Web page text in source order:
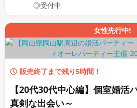
◎受付中
女性先行中!
販売終了まで残り5時間！
【20代30代中心編】個室婚活
真剣な出会い～